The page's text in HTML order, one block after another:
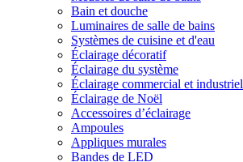
Bain et douche
Luminaires de salle de bains
Systèmes de cuisine et d'eau
Éclairage décoratif
Éclairage du système
Éclairage commercial et industriel
Éclairage de Noël
Accessoires d’éclairage
Ampoules
Appliques murales
Bandes de LED